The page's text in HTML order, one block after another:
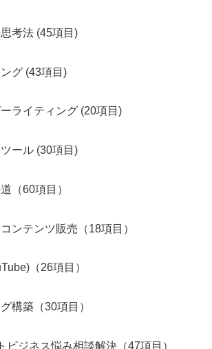
考法 (45項目)
グ (43項目)
ライティング (20項目)
ール (30項目)
（60項目）
ンテンツ販売（18項目）
（26項目）
構築（30項目）
ビジネス悩み相談解決（47項目）